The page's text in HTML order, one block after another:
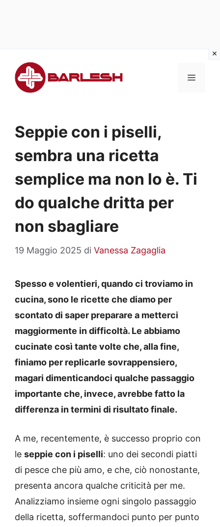
contenuto
MENU
Seppie con i piselli,
sembra una ricetta
semplice ma non lo è. Ti
do qualche dritta per
non sbagliare
19 Maggio 2025 di Vanessa Zagaglia
Spesso e volentieri, quando ci troviamo in
cucina, sono le ricette che diamo per
scontato di saper preparare a metterci
maggiormente in difficoltà. Le abbiamo
cucinate così tante volte che, alla fine,
finiamo per replicarle sovrappensiero,
magari dimenticandoci qualche passaggio
importante che, invece, avrebbe fatto la
differenza in termini di risultato finale.
A me, recentemente, è successo proprio con
le seppie con i piselli: uno dei secondi piatti
di pesce che più amo, e che, ciò nonostante,
presenta ancora qualche criticità per me.
Analizziamo insieme ogni singolo passaggio
della ricetta, soffermandoci punto per punto